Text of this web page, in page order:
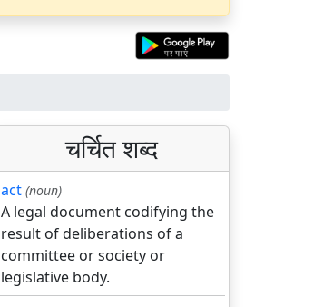
चर्चित शब्द
act (noun)
A legal document codifying the
result of deliberations of a
committee or society or
legislative body.